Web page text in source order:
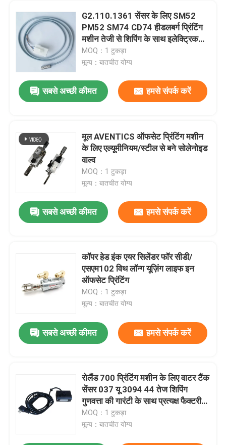
एक संदेश छोड़ें
प्रस्तुत
G2.110.1361 सेंसर के लिए SM52
PM52 SM74 CD74 हीडलबर्ग प्रिंटिंग
मशीन तेजी से शिपिंग के साथ इलेक्ट्रिक
पार्ट्स
MOQ：1 टुकड़ा
मूल्य：बातचीत योग्य
सबसे अच्छी कीमत हमसे संपर्क करें
मूल AVENTICS ऑफसेट प्रिंटिंग मशीन
के लिए एल्यूमीनियम/स्टील से बने सोलेनोइड
वाल्व
MOQ：1 टुकड़ा
मूल्य：बातचीत योग्य
सबसे अच्छी कीमत हमसे संपर्क करें
कॉपर हेड इंक एयर सिलेंडर फॉर सीडी/
एसएम102 विथ लॉन्ग यूज़िंग लाइफ इन
ऑफसेट प्रिंटिंग
MOQ：1 टुकड़ा
मूल्य：बातचीत योग्य
सबसे अच्छी कीमत हमसे संपर्क करें
रोलैंड 700 प्रिंटिंग मशीन के लिए वाटर टैंक
सेंसर 037 यू 3094 44 तेज शिपिंग
गुणवत्ता की गारंटी के साथ प्रत्यक्ष फैक्टरी
मूल्य
MOQ：1 टुकड़ा
मूल्य：बातचीत योग्य